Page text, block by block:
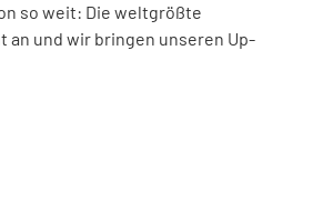
so weit: Die weltgrößte
an und wir bringen unseren Up-